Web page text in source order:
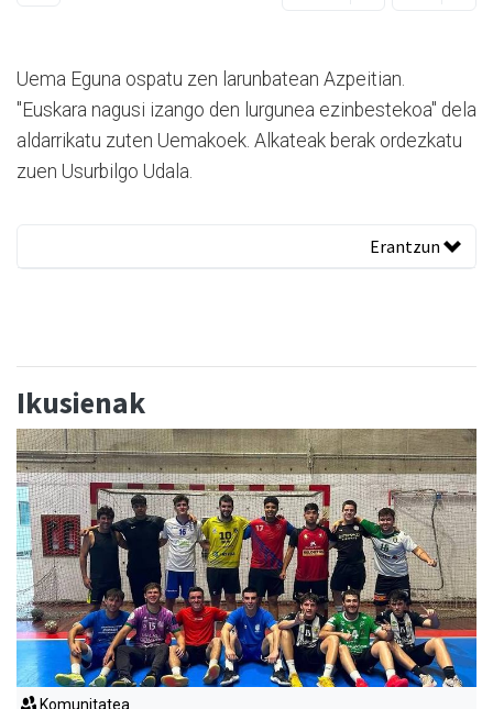
Uema Eguna ospatu zen larunbatean Azpeitian.
"Euskara nagusi izango den lurgunea ezinbestekoa" dela
aldarrikatu zuten Uemakoek. Alkateak berak ordezkatu
zuen Usurbilgo Udala.
Erantzun
Ikusienak
Komunitatea